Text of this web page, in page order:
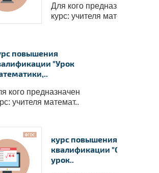
Для кого предназначен
курс: учителя математ..
повышения
"Урок
кого предназначен
учителя математ..
курс повышения
квалификации
урок..